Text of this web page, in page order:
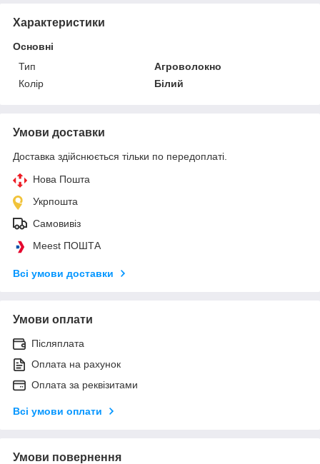
Характеристики
Основні
Тип
Агроволокно
Колір
Білий
Умови доставки
Доставка здійснюється тільки по передоплаті.
Нова Пошта
Укрпошта
Самовивіз
Meest ПОШТА
Всі умови доставки
Умови оплати
Післяплата
Оплата на рахунок
Оплата за реквізитами
Всі умови оплати
Умови повернення